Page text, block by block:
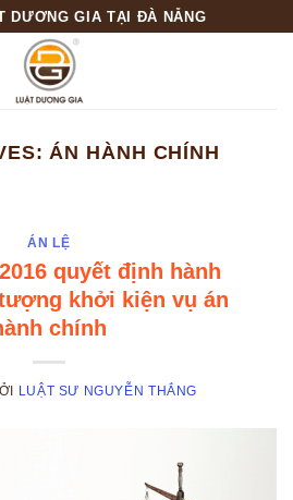
DƯƠNG GIA TẠI ĐÀ NẴNG
ÁN HÀNH CHÍNH
ÁN LỆ
quyết định hành
khởi kiện vụ án
chính
LUẬT SƯ NGUYỄN THẮNG